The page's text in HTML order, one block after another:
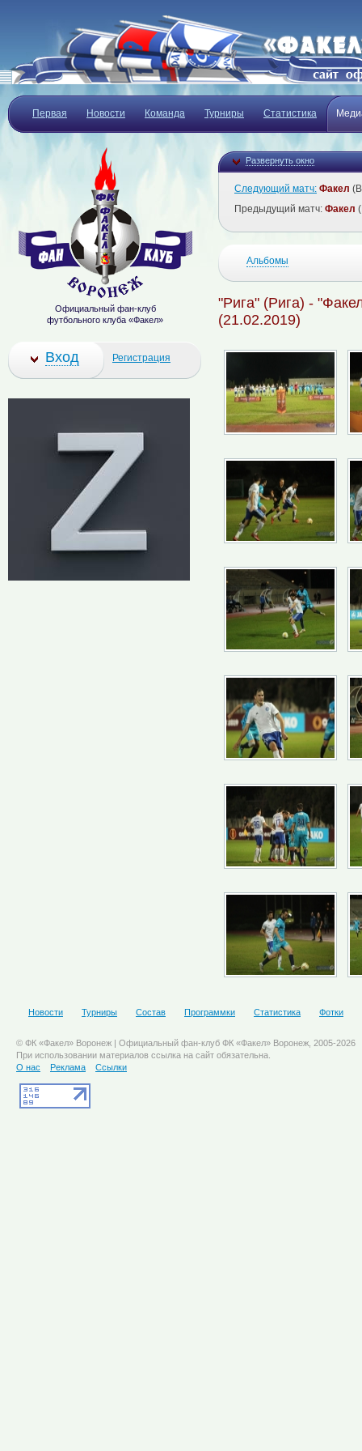
Первая Новости Команда Турниры Статистика
Развернуть окно
Следующий матч: Факел
Предыдущий матч: Факел
Альбомы
"Рига" (Рига) -
(21.02.2019)
Официальный фан-клуб
футбольного клуба «Факел»
Вход Регистрация
Новости Турниры Состав Программки Статистика Фотки
© ФК «Факел» Воронеж | Официальный фан-клуб ФК «Факел» Воронеж, 2005-2026
При использовании материалов ссылка на сайт обязательна.
О нас
Реклама Ссылки